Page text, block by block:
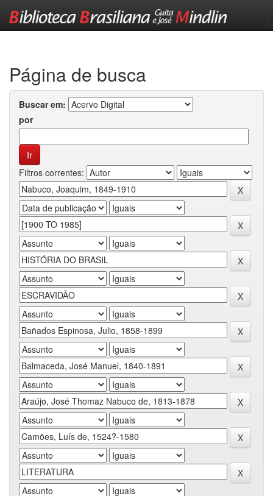
Página de busca
Buscar em:
por
Filtros correntes: